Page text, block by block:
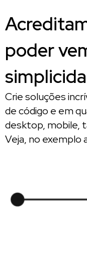
poder
Crie soluções
de código e em
desktop, mobile,
Veja, no exemplo